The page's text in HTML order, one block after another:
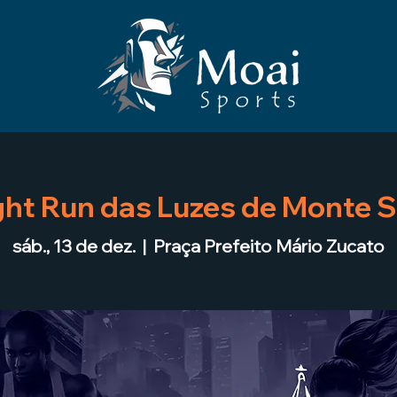
Run das Luzes de Monte
sáb., 13 de dez.
  |
Praça Prefeito Mário Zucato